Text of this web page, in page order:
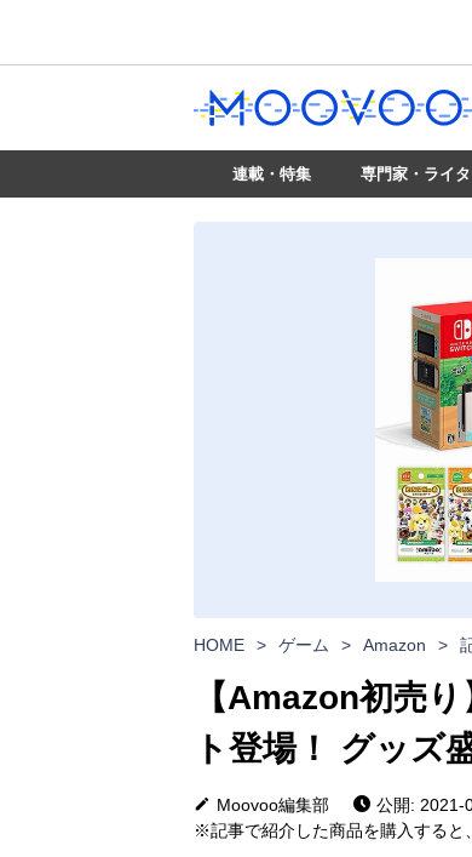
連載・特集 専門家・ライ
HOME > ゲーム > Amazon >
【Amazon初売
ト登場！ グッズ
Moovoo編集部
公開: 2021-
※記事で紹介した商品を購入すると